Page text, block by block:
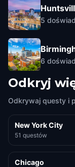
5
6
Odkryj
Odkrywaj questy i
New York City
51 questów
Chicago